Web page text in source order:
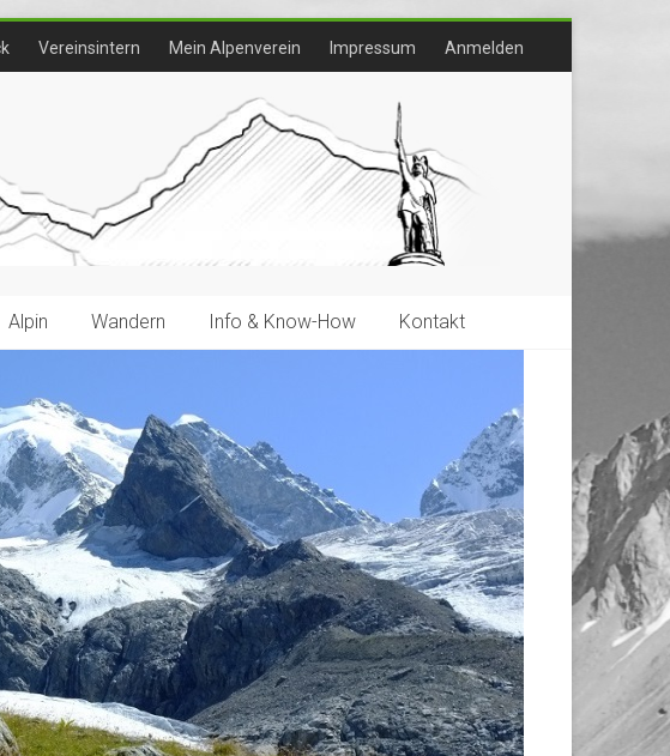
Vereinsintern Mein Alpenverein Impressum Anmelden
Alpin Wandern Info & Know-How Kontakt